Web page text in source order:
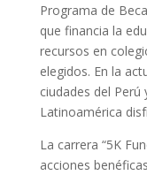
Programa de
que financia la
recursos en
elegidos. En la
ciudades del Perú
Latinoamérica
La carrera “5K
acciones